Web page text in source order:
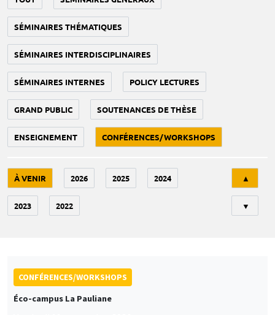
SÉMINAIRES THÉMATIQUES
SÉMINAIRES INTERDISCIPLINAIRES
SÉMINAIRES INTERNES POLICY LECTURES
GRAND PUBLIC SOUTENANCES DE THÈSE
ENSEIGNEMENT CONFÉRENCES/WORKSHOPS
À VENIR 2026 2025 2024
2023 2022
▲
▼
CONFÉRENCES/WORKSHOPS
Éco-campus La Pauliane